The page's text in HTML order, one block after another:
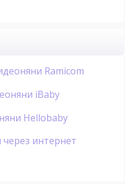
Ramicom
iBaby
Hellobaby
интернет